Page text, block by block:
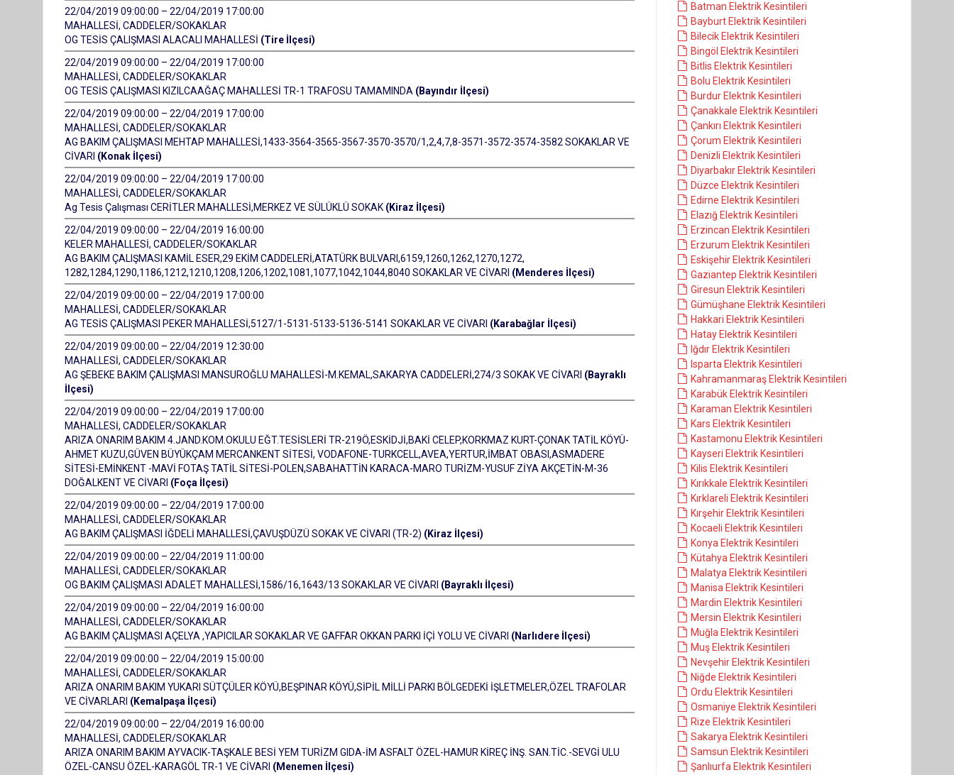
22/04/2019 09:00:00 – 22/04/2019 17:00:00
MAHALLESİ, CADDELER/SOKAKLAR
OG TESİS ÇALIŞMASI ALACALI MAHALLESİ (Tire İlçesi)
22/04/2019 09:00:00 – 22/04/2019 17:00:00
MAHALLESİ, CADDELER/SOKAKLAR
OG TESİS ÇALIŞMASI KIZILCAAĞAÇ MAHALLESİ TR-1 TRAFOSU TAMAMINDA (Bayındır İlçesi)
22/04/2019 09:00:00 – 22/04/2019 17:00:00
MAHALLESİ, CADDELER/SOKAKLAR
AG BAKIM ÇALIŞMASI MEHTAP MAHALLESİ,1433-3564-3565-3567-3570-3570/1,2,4,7,8-3571-3572-3574-3582 SOKAKLAR VE
CİVARI (Konak İlçesi)
22/04/2019 09:00:00 – 22/04/2019 17:00:00
MAHALLESİ, CADDELER/SOKAKLAR
Ag Tesis Çalışması CERİTLER MAHALLESİ,MERKEZ VE SÜLÜKLÜ SOKAK (Kiraz İlçesi)
22/04/2019 09:00:00 – 22/04/2019 16:00:00
KELER MAHALLESİ, CADDELER/SOKAKLAR
AG BAKIM ÇALIŞMASI KAMİL ESER,29 EKİM CADDELERİ,ATATÜRK BULVARI,6159,1260,1262,1270,1272,
1282,1284,1290,1186,1212,1210,1208,1206,1202,1081,1077,1042,1044,8040 SOKAKLAR VE CİVARI (Menderes İlçesi)
22/04/2019 09:00:00 – 22/04/2019 17:00:00
MAHALLESİ, CADDELER/SOKAKLAR
AG TESİS ÇALIŞMASI PEKER MAHALLESİ,5127/1-5131-5133-5136-5141 SOKAKLAR VE CİVARI (Karabağlar İlçesi)
22/04/2019 09:00:00 – 22/04/2019 12:30:00
MAHALLESİ, CADDELER/SOKAKLAR
AG ŞEBEKE BAKIM ÇALIŞMASI MANSUROĞLU MAHALLESİ-M.KEMAL,SAKARYA CADDELERİ,274/3 SOKAK VE CİVARI (Bayraklı
İlçesi)
22/04/2019 09:00:00 – 22/04/2019 17:00:00
MAHALLESİ, CADDELER/SOKAKLAR
ARIZA ONARIM BAKIM 4.JAND.KOM.OKULU EĞT.TESİSLERİ TR-219Ö,ESKİDJİ,BAKİ CELEP,KORKMAZ KURT-ÇONAK TATİL KÖYÜ-
AHMET KUZU,GÜVEN BÜYÜKÇAM MERCANKENT SİTESİ, VODAFONE-TURKCELL,AVEA,YERTUR,İMBAT OBASI,ASMADERE
SİTESİ-EMİNKENT -MAVİ FOTAŞ TATİL SİTESİ-POLEN,SABAHATTİN KARACA-MARO TURİZM-YUSUF ZİYA AKÇETİN-M-36
DOĞALKENT VE CİVARI (Foça İlçesi)
22/04/2019 09:00:00 – 22/04/2019 17:00:00
MAHALLESİ, CADDELER/SOKAKLAR
AG BAKIM ÇALIŞMASI İĞDELİ MAHALLESİ,ÇAVUŞDÜZÜ SOKAK VE CİVARI (TR-2) (Kiraz İlçesi)
22/04/2019 09:00:00 – 22/04/2019 11:00:00
MAHALLESİ, CADDELER/SOKAKLAR
OG BAKIM ÇALIŞMASI ADALET MAHALLESİ,1586/16,1643/13 SOKAKLAR VE CİVARI (Bayraklı İlçesi)
22/04/2019 09:00:00 – 22/04/2019 16:00:00
MAHALLESİ, CADDELER/SOKAKLAR
AG BAKIM ÇALIŞMASI AÇELYA ,YAPICILAR SOKAKLAR VE GAFFAR OKKAN PARKI İÇİ YOLU VE CİVARI (Narlıdere İlçesi)
22/04/2019 09:00:00 – 22/04/2019 15:00:00
MAHALLESİ, CADDELER/SOKAKLAR
ARIZA ONARIM BAKIM YUKARI SÜTÇÜLER KÖYÜ,BEŞPINAR KÖYÜ,SİPİL MİLLİ PARKI BÖLGEDEKİ İŞLETMELER,ÖZEL TRAFOLAR
VE CİVARLARI (Kemalpaşa İlçesi)
22/04/2019 09:00:00 – 22/04/2019 16:00:00
MAHALLESİ, CADDELER/SOKAKLAR
ARIZA ONARIM BAKIM AYVACIK-TAŞKALE BESİ YEM TURİZM GIDA-İM ASFALT ÖZEL-HAMUR KİREÇ İNŞ. SAN.TİC.-SEVGİ ULU
ÖZEL-CANSU ÖZEL-KARAGÖL TR-1 VE CİVARI (Menemen İlçesi)
Batman Elektrik Kesintileri
Bayburt Elektrik Kesintileri
Bilecik Elektrik Kesintileri
Bingöl Elektrik Kesintileri
Bitlis Elektrik Kesintileri
Bolu Elektrik Kesintileri
Burdur Elektrik Kesintileri
Çanakkale Elektrik Kesintileri
Çankırı Elektrik Kesintileri
Çorum Elektrik Kesintileri
Denizli Elektrik Kesintileri
Diyarbakır Elektrik Kesintileri
Düzce Elektrik Kesintileri
Edirne Elektrik Kesintileri
Elazığ Elektrik Kesintileri
Erzincan Elektrik Kesintileri
Erzurum Elektrik Kesintileri
Eskişehir Elektrik Kesintileri
Gaziantep Elektrik Kesintileri
Giresun Elektrik Kesintileri
Gümüşhane Elektrik Kesintileri
Hakkari Elektrik Kesintileri
Hatay Elektrik Kesintileri
Iğdır Elektrik Kesintileri
Isparta Elektrik Kesintileri
Kahramanmaraş Elektrik Kesintileri
Karabük Elektrik Kesintileri
Karaman Elektrik Kesintileri
Kars Elektrik Kesintileri
Kastamonu Elektrik Kesintileri
Kayseri Elektrik Kesintileri
Kilis Elektrik Kesintileri
Kırıkkale Elektrik Kesintileri
Kırklareli Elektrik Kesintileri
Kırşehir Elektrik Kesintileri
Kocaeli Elektrik Kesintileri
Konya Elektrik Kesintileri
Kütahya Elektrik Kesintileri
Malatya Elektrik Kesintileri
Manisa Elektrik Kesintileri
Mardin Elektrik Kesintileri
Mersin Elektrik Kesintileri
Muğla Elektrik Kesintileri
Muş Elektrik Kesintileri
Nevşehir Elektrik Kesintileri
Niğde Elektrik Kesintileri
Ordu Elektrik Kesintileri
Osmaniye Elektrik Kesintileri
Rize Elektrik Kesintileri
Sakarya Elektrik Kesintileri
Samsun Elektrik Kesintileri
Şanlıurfa Elektrik Kesintileri